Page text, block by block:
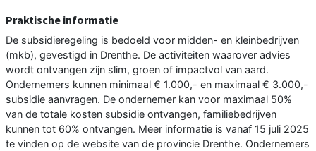
Praktische informatie
De subsidieregeling is bedoeld voor midden- en kleinbedrijven
(mkb), gevestigd in Drenthe. De activiteiten waarover advies
wordt ontvangen zijn slim, groen of impactvol van aard.
Ondernemers kunnen minimaal € 1.000,- en maximaal € 3.000,-
subsidie aanvragen. De ondernemer kan voor maximaal 50%
van de totale kosten subsidie ontvangen, familiebedrijven
kunnen tot 60% ontvangen. Meer informatie is vanaf 15 juli 2025
te vinden op de website van de provincie Drenthe. Ondernemers